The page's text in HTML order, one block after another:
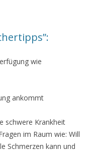
wie
ankommt
schwere Krankheit
im Raum wie: Will
Schmerzen kann und